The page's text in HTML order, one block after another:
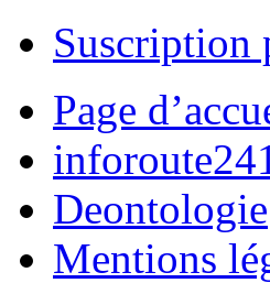
Suscription
Page
Deontologie
Mentions